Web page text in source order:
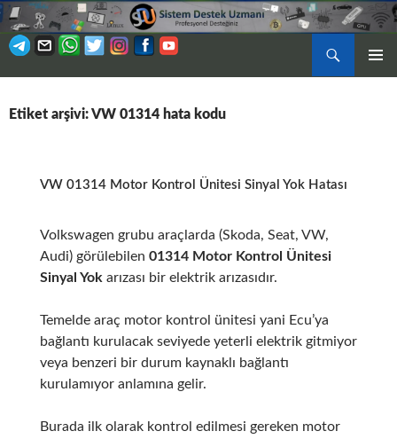
Ara
ATLA
Etiket arşivi: VW 01314 hata kodu
VW 01314 Motor Kontrol Ünitesi Sinyal Yok Hatası
Volkswagen grubu araçlarda (Skoda, Seat, VW,
Audi) görülebilen 01314 Motor Kontrol Ünitesi
Sinyal Yok arızası bir elektrik arızasıdır.
Temelde araç motor kontrol ünitesi yani Ecu’ya
bağlantı kurulacak seviyede yeterli elektrik gitmiyor
veya benzeri bir durum kaynaklı bağlantı
kurulamıyor anlamına gelir.
Burada ilk olarak kontrol edilmesi gereken motor